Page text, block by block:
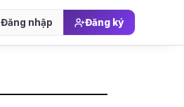
Đăng nhập Đăng ký